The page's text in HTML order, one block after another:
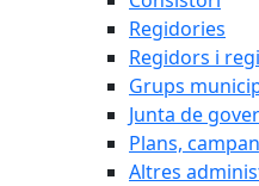
Regidories
Regidors i
Grups
Junta de
Plans,
Altres